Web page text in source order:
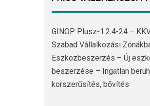
GINOP Plusz-1.2.4-24 –
Szabad Vállalkozási
Eszközbeszerzés – Új
beszerzése – Ingatlan
korszerűsítés, bővítés